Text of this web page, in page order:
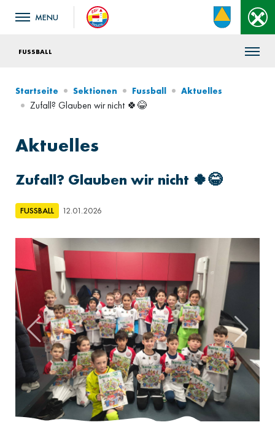
FUSSBALL
Startseite Sektionen Fussball Aktuelles
Zufall? Glauben wir nicht 🍀😂
Aktuelles
Zufall? Glauben wir nicht 🍀😂
FUSSBALL 12.01.2026